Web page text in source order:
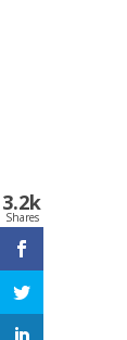
3.2k
Shares